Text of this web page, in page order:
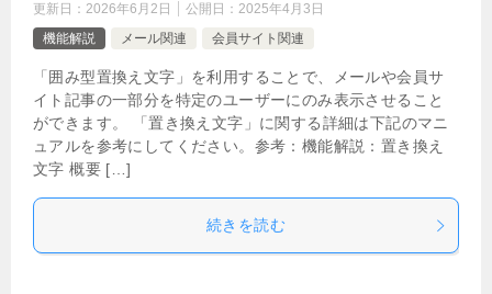
更新日： 2026年6月2日 公開日： 2025年4月3日
機能解説
メール関連 会員サイト関連
「囲み型置換え文字」を利用することで、メールや会員サ
イト記事の一部分を特定のユーザーにのみ表示させること
ができます。 「置き換え文字」に関する詳細は下記のマニ
ュアルを参考にしてください。参考：機能解説：置き換え
文字 概要 […]
続きを読む